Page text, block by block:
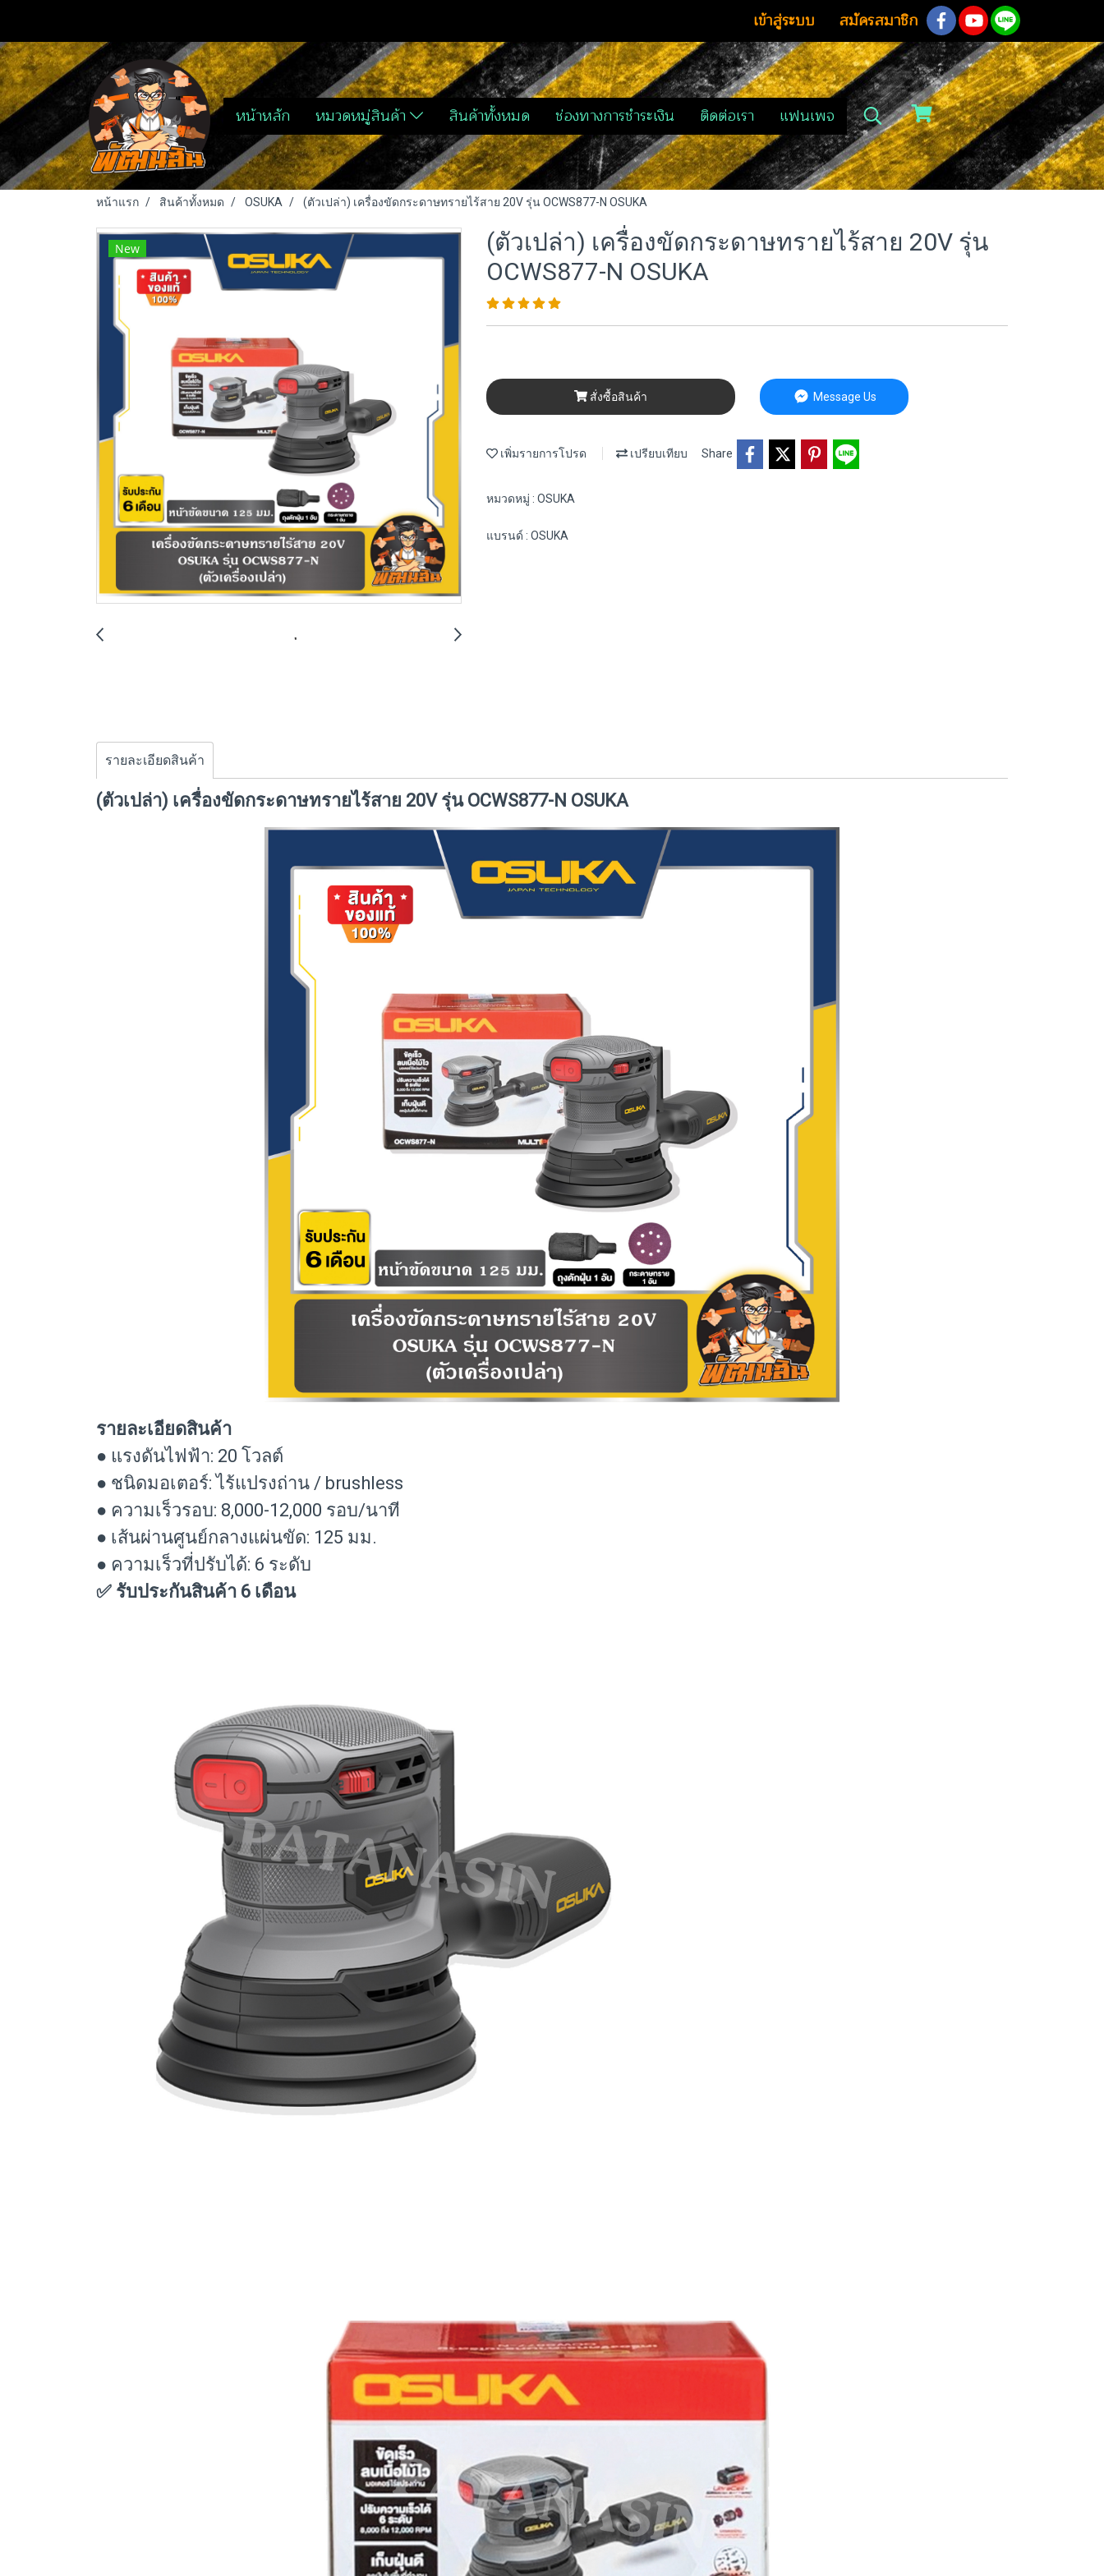
เข้าสู่ระบบ สมัครสมาชิก
หน้าหลัก หมวดหมู่สินค้า สินค้าทั้งหมด ช่องทางการชำระเงิน ติดต่อเรา แฟนเพจ
หน้าแรก สินค้าทั้งหมด OSUKA (ตัวเปล่า) เครื่องขัดกระดาษทรายไร้สาย 20V รุ่น OCWS877-N OSUKA
New
(ตัวเปล่า) เครื่องขัดกระดาษทรายไร้สาย 20V รุ่น
OCWS877-N OSUKA
สั่งซื้อสินค้า Message Us
เพิ่มรายการโปรด เปรียบเทียบ Share
หมวดหมู่ : OSUKA
แบรนด์ : OSUKA
รายละเอียดสินค้า
(ตัวเปล่า) เครื่องขัดกระดาษทรายไร้สาย 20V รุ่น OCWS877-N OSUKA
รายละเอียดสินค้า
● แรงดันไฟฟ้า: 20 โวลต์
● ชนิดมอเตอร์: ไร้แปรงถ่าน / brushless
● ความเร็วรอบ: 8,000-12,000 รอบ/นาที
● เส้นผ่านศูนย์กลางแผ่นขัด: 125 มม.
● ความเร็วที่ปรับได้: 6 ระดับ
✅ รับประกันสินค้า 6 เดือน